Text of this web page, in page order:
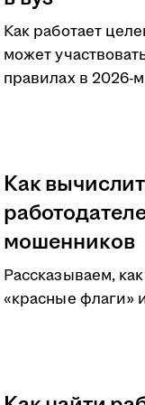
Как работает
может
правилах в 2026-
Как
мошенников
Рассказываем,
«красные флаги»